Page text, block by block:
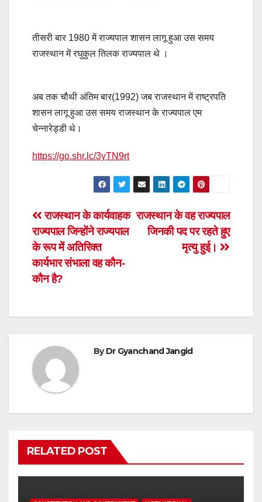
तीसरी बार 1980 में राज्यपाल शासन लागू हुआ उस समय
राजस्थान में रघुकुल तिलक राज्यपाल थे ।
अब तक चौथी अंतिम बार(1992) जब राजस्थान में राष्ट्रपति
शासन लागू हुआ उस समय राजस्थान के राज्यपाल एम
चेन्नारेड्डी थे।
https://go.shr.lc/3yTN9rt
Post
navigation
राजस्थान के वह राज्यपाल
जिनकी पद पर रहते हुए
मृत्यु हुई।
राजस्थान के कार्यवाहक
राज्यपाल जिन्होंने राज्यपाल
के रूप में अतिरिक्त
कार्यभार संभाला वह कौन-
कौन है?
ByDr Gyanchand Jangid
RELATED POST